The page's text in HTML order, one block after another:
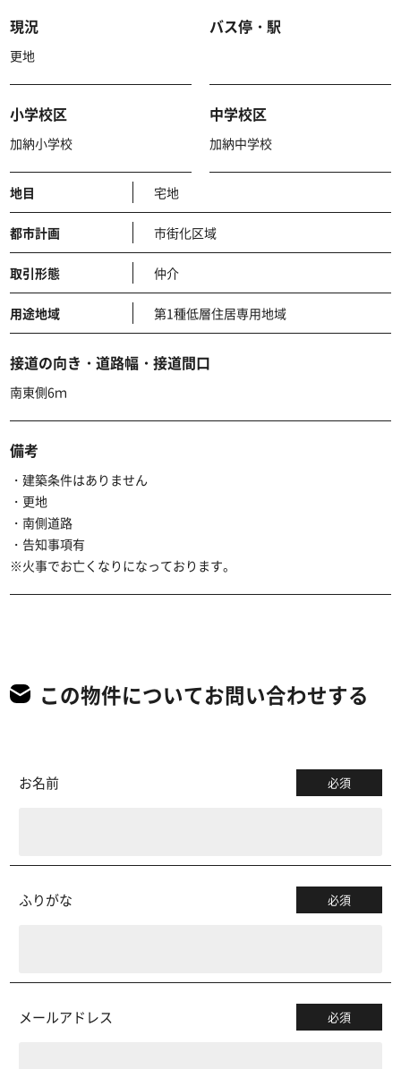
現況
更地
バス停・駅
小学校区
加納小学校
中学校区
加納中学校
地目 宅地
都市計画 市街化区域
取引形態 仲介
用途地域 第1種低層住居専用地域
接道の向き・道路幅・接道間口
南東側6ｍ
備考
・建築条件はありません
・更地
・南側道路
・告知事項有
※火事でお亡くなりになっております。
この物件についてお問い合わせする
お名前 必須
ふりがな 必須
メールアドレス 必須